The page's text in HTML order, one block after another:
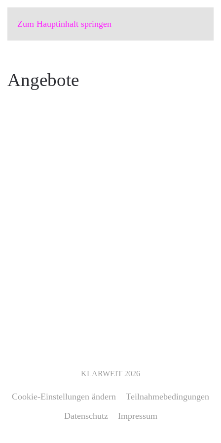
Zum Hauptinhalt springen
Angebote
KLARWEIT 2026
Cookie-Einstellungen ändern
Teilnahmebedingungen
Datenschutz
Impressum